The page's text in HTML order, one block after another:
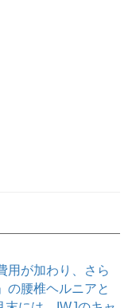
用が加わり、さら
の腰椎ヘルニアと